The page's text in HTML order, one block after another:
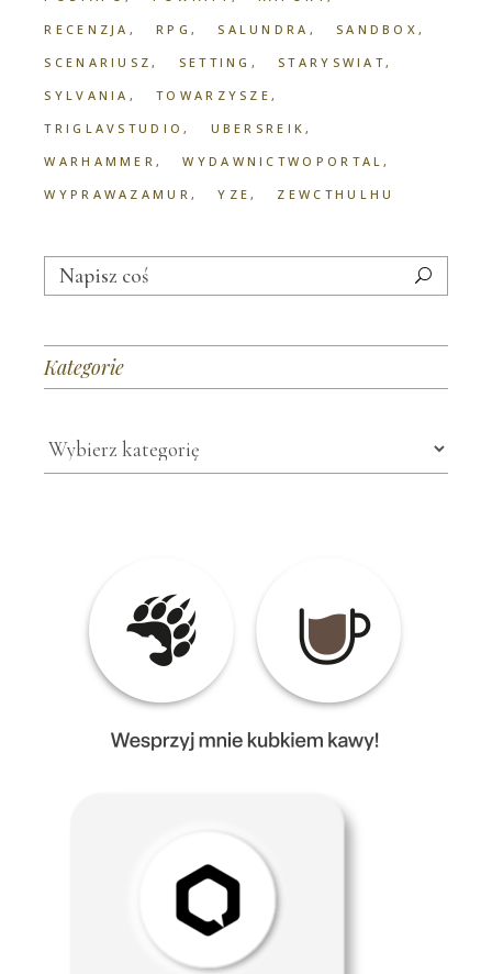
RECENZJA
RPG SALUNDRA
SANDBOX
SCENARIUSZ
SETTING
STARYSWIAT
SYLVANIA
TOWARZYSZE
TRIGLAVSTUDIO
UBERSREIK
WARHAMMER
WYDAWNICTWOPORTAL
WYPRAWAZAMUR
YZE ZEWCTHULHU
Search
for:
Kategorie